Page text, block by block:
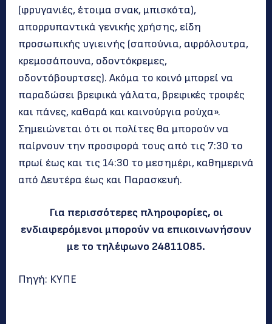
(φρυγανιές, έτοιμα σνακ, μπισκότα),
απορρυπαντικά γενικής χρήσης, είδη
προσωπικής υγιεινής (σαπούνια, αφρόλουτρα,
κρεμοσάπουνα, οδοντόκρεμες,
οδοντόβουρτσες). Ακόμα το κοινό μπορεί να
παραδώσει βρεφικά γάλατα, βρεφικές τροφές
και πάνες, καθαρά και καινούργια ρούχα».
Σημειώνεται ότι οι πολίτες θα μπορούν να
παίρνουν την προσφορά τους από τις 7:30 το
πρωί έως και τις 14:30 το μεσημέρι, καθημερινά
από Δευτέρα έως και Παρασκευή.
Για περισσότερες πληροφορίες, οι
ενδιαφερόμενοι μπορούν να επικοινωνήσουν
με το τηλέφωνο 24811085.
Πηγή: ΚΥΠΕ